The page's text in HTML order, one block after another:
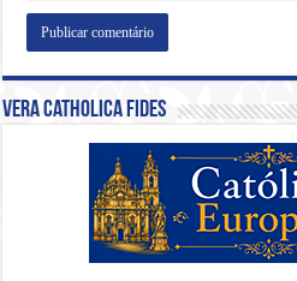
Vera Catholica Fides